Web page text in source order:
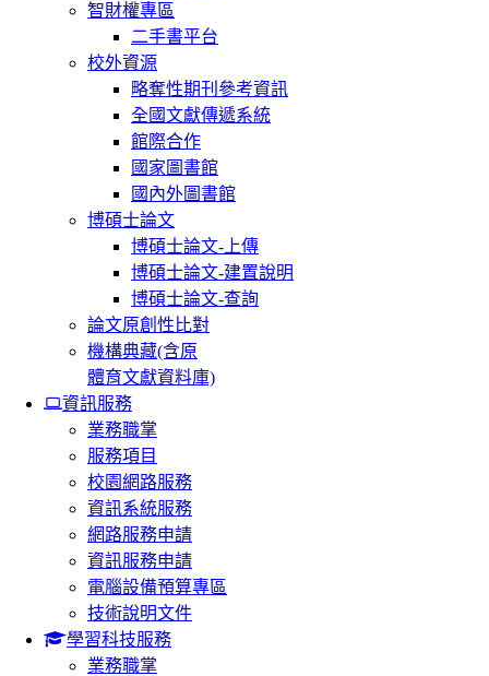
智財權專區
二手書平台
校外資源
略奪性期刊參考資訊
全國文獻傳遞系統
館際合作
國家圖書館
國內外圖書館
博碩士論文
博碩士論文-上傳
博碩士論文-建置說明
博碩士論文-查詢
論文原創性比對
機構典藏(含原
體育文獻資料庫)
資訊服務
業務職掌
服務項目
校園網路服務
資訊系統服務
網路服務申請
資訊服務申請
電腦設備預算專區
技術說明文件
學習科技服務
業務職掌